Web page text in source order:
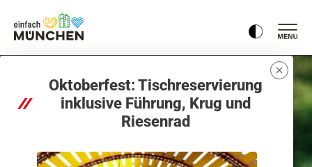
Oktoberfest: Tischreservierung
inklusive Führung, Krug und
Riesenrad